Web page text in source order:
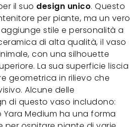
il suo design unico. Questo
per piante, ma un vero
stile e personalità a
di alta qualità, il vaso
con una silhouette
La sua superficie liscia
geometrica in rilievo che
Alcune delle
di questo vaso includono:
Yara Medium ha una forma